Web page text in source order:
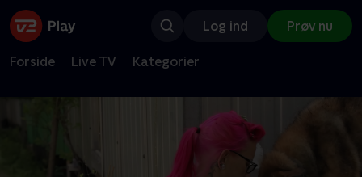
Log ind Prøv nu
Forside Live TV Kategorier